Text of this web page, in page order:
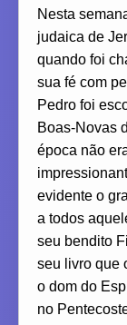
Nesta
judaica de
quando foi
sua fé com
Pedro foi
Boas-Novas
época não
evidente o
a todos
seu bendito
seu livro que
o dom do
no